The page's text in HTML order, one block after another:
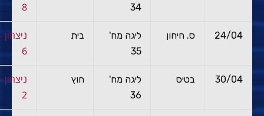
34
8
24/04 ס. חיחון
ליגה מח'
35
בית
6
30/04 בטיס
ליגה מח'
36
חוץ
2